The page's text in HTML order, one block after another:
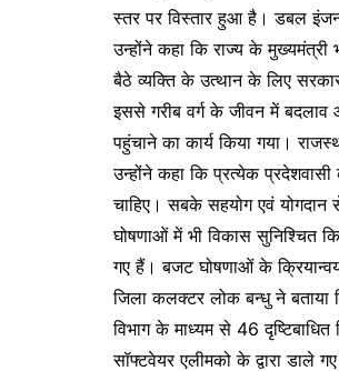
स्तर पर विस्तार हुआ है। डबल
उन्होंने कहा कि राज्य के
बैठे व्यक्ति के उत्थान के लिए
इससे गरीब वर्ग के जीवन में
पहुंचाने का कार्य किया गया।
उन्होंने कहा कि प्रत्येक प्रदेशवासी
चाहिए। सबके सहयोग एवं
घोषणाओं में भी विकास सुनिश्चित
गए हैं। बजट घोषणाओं के
जिला कलक्टर लोक बन्धु ने बताया
विभाग के माध्यम से 46 दृष्टिबाधित
सॉफ्टवेयर एलीमको के द्वारा डाले